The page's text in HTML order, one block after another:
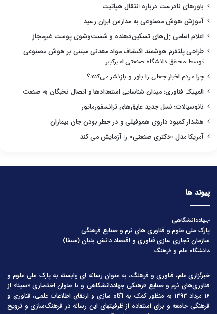
باورهای نادرست درباره انتقال هپاتیت
آموزش هوش مصنوعی به مدارس ایران رسید
اعلام اسامی ژل‌های تسکین‌دهنده و شست‌وشوی پوست غیرمجاز
طراحی پلتفرم هوشمند اکتشاف مواد معدنی مبتنی بر هوش مصنوعی
توسط محقق دانشگاه صنعتی امیرکبیر
چرا مردم اخبار جعلی را باور و بازنشر می‌کنند؟
المپیک فناوری؛ میدان شناسایی استعدادها و اتصال نخبگان به صنعت
نانوسیالات؛ نسل جدید عایق‌های ترانسفورماتور
هشدار کمبود داروی هموفیلی و در خطر بودن جان بیماران
آمریکا مدل «دکتری صنعتی» را آزمایش می کند
پیوند ها
جهاددانشگاهی
پارک ملی علوم و فناوری های نرم و صنایع فرهنگی
سازمان تجاری سازی فناوری و اقتصاد دانش بنیان (ستفا)
دانشگاه علم و فرهنگ
خبرگزاری علم، فناوری و فرهنگ، به عنوان رسانه ای وابسته به پارک ملی علوم و
فناوری‌های نرم و صنایع فرهنگیِ جهاددانشگاهی و با عنوان اختصاری «سینا» از
۱۶ مرداد ۱۳۹۳ به منظور کمک به آگاه سازی و ارتقای اطلاعات علمی، فناوری و
فرهنگی جامعه و برای استفاده از ظرفیتهای این رسانه در فرهنگ‌سازی و ترویج